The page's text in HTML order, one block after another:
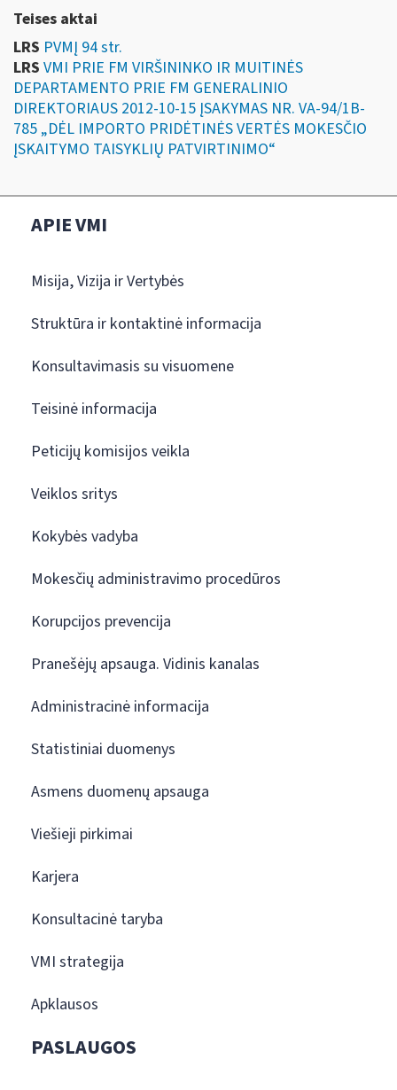
Teises aktai
LRS PVMĮ 94 str.
LRS VMI PRIE FM VIRŠININKO IR MUITINĖS
DEPARTAMENTO PRIE FM GENERALINIO
DIREKTORIAUS 2012-10-15 ĮSAKYMAS NR. VA-94/1B-
785 „DĖL IMPORTO PRIDĖTINĖS VERTĖS MOKESČIO
ĮSKAITYMO TAISYKLIŲ PATVIRTINIMO“
APIE VMI
Misija, Vizija ir Vertybės
Struktūra ir kontaktinė informacija
Konsultavimasis su visuomene
Teisinė informacija
Peticijų komisijos veikla
Veiklos sritys
Kokybės vadyba
Mokesčių administravimo procedūros
Korupcijos prevencija
Pranešėjų apsauga. Vidinis kanalas
Administracinė informacija
Statistiniai duomenys
Asmens duomenų apsauga
Viešieji pirkimai
Karjera
Konsultacinė taryba
VMI strategija
Apklausos
PASLAUGOS